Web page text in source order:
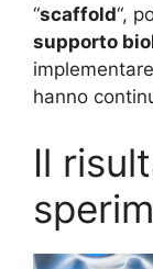
“scaffold“,
supporto
hanno
Il